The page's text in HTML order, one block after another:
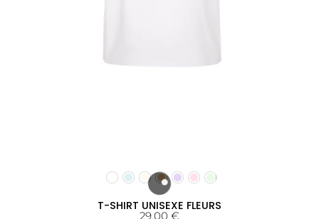
T-SHIRT UNISEXE FLEURS
29,00 €